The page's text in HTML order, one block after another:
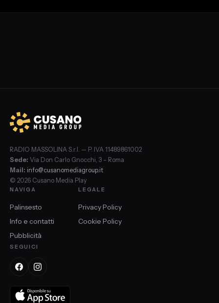
RADIO MASSOLINA S.r.l. — P. IVA 11489861002
Sede: Via Don Carlo Gnocchi, 3 – Roma
Mail: info@cusanomediagroup.it
© 2026 Cusano Media Play
NAVIGA
Palinsesto
Info e contatti
Pubblicità
LEGALE
Privacy Policy
Cookie Policy
SEGUICI